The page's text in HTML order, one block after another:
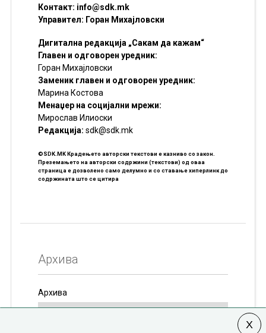
Контакт: info@sdk.mk
Управител: Горан Михајловски
Дигитална редакција „Сакам да кажам“
Главен и одговорен уредник:
Горан Михајловски
Заменик главен и одговорен уредник:
Марина Костова
Менаџер на социјални мрежи:
Мирослав Илиоски
Редакцијa: sdk@sdk.mk
©SDK.MK Крадењето авторски текстови е казниво со закон.
Преземањето на авторски содржини (текстови) од оваа
страница е дозволено само делумно и со ставање хиперлинк до
содржината што се цитира
Архива
Архива